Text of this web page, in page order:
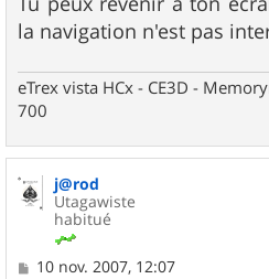
la navigation n'est pas
eTrex vista HCx - CE3D -
700
j@rod
Utagawiste
habitué
M10 nov. 2007, 12:07